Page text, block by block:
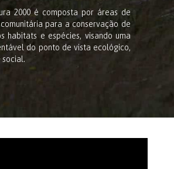
2000 é composta por áreas de
para a conservação de
habitats e espécies, visando uma
do ponto de vista ecológico,
social.